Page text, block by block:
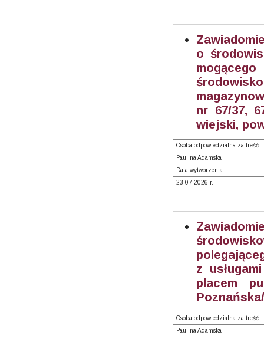
o
nr 67/37,
wiejski,
Osoba odpowiedzialna za treść
Paulina Adamska
Data wytworzenia
23.07.2026 r.
z
placem
Osoba odpowiedzialna za treść
Paulina Adamska